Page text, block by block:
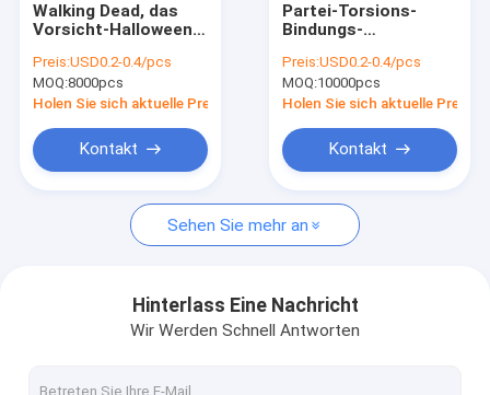
Exemplar-Transport-Tasche
Recyclebare Abfall-Taschen
Walking Dead, das
Vorsicht-Halloween-
Zombie-Zonen-
Schrecken-Partei
warnt
Preis:USD0.2-0.4/pcs
MOQ:8000pcs
Holen Sie sich aktuelle Preis
Kontakt
Partei-Torsions-
Bindungs-
im Freien Halloween-
Abfall-Taschen für
Yard-Rasen-Garten
Preis:USD0.2-0.4/pcs
MOQ:10000pcs
Holen Sie sich aktuelle Preis
Kontakt
Sehen Sie mehr an
Hinterlass Eine Nachricht
Wir Werden Schnell Antworten